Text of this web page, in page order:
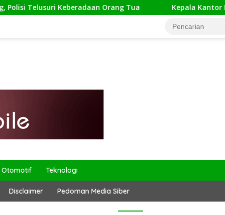
Keberadaan Orang Tua Kepala Kantor
Otomotif Teknologi
Disclaimer Pedoman Media Siber